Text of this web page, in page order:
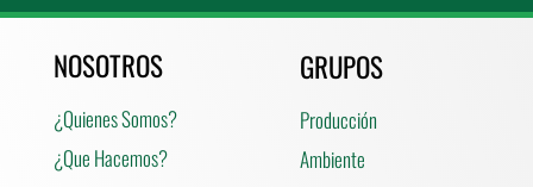
NOSOTROS
¿Quienes Somos?
¿Que Hacemos?
GRUPOS
Producción
Ambiente